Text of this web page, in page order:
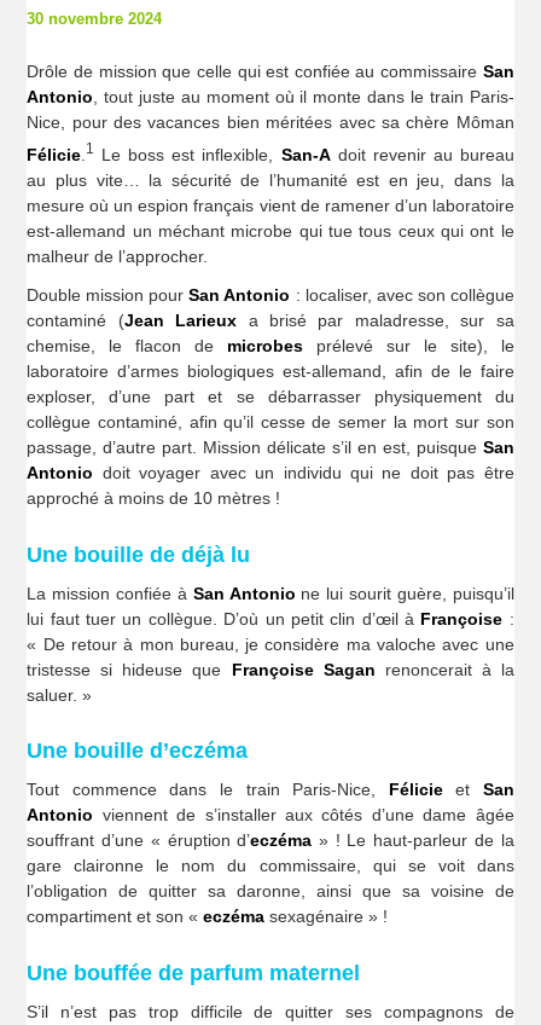
30 novembre 2024
Drôle de mission que celle qui est confiée au commissaire San
Antonio , tout juste au moment où il monte dans le train Paris-
Nice, pour des vacances bien méritées avec sa chère Môman
Félicie 1 Le boss est inflexible, San-Adoit revenir au bureau
au plus vite… la sécurité de l’humanité est en jeu, dans la
mesure où un espion français vient de ramener d’un laboratoire
est-allemand un méchant microbe qui tue tous ceux qui ont le
malheur de l’approcher.
Double mission pourSan Antonio : localiser, avec son collègue
contaminé (Jean Larieux a brisé par maladresse, sur sa
chemise, le flacon de microbes prélevé sur le site), le
laboratoire d’armes biologiques est-allemand, afin de le faire
exploser, d’une part et se débarrasser physiquement du
collègue contaminé, afin qu’il cesse de semer la mort sur son
passage, d’autre part. Mission délicate s’il en est, puisque San
Antonio doit voyager avec un individu qui ne doit pas être
approché à moins de 10 mètres !
Une bouille de déjà lu
La mission confiée à San Antonio ne lui sourit guère, puisqu’il
lui faut tuer un collègue. D’où un petit clin d’œil à Françoise :
« De retour à mon bureau, je considère ma valoche avec une
tristesse si hideuse que Françoise Sagan renoncerait à la
saluer. »
Une bouille d’eczéma
Tout commence dans le train Paris-Nice, Félicieet San
Antonio viennent de s’installer aux côtés d’une dame âgée
souffrant d’une « éruption d’eczéma » ! Le haut-parleur de la
gare claironne le nom du commissaire, qui se voit dans
l’obligation de quitter sa daronne, ainsi que sa voisine de
compartiment et son «eczéma sexagénaire » !
Une bouffée de parfum maternel
S’il n’est pas trop difficile de quitter ses compagnons de